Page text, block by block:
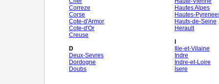
Correze
Corse
Cote-d'Armor
Cote-d'Or
Creuse
D
Deux-Sevres
Dordogne
Doubs
Hautes Alpes
Hautes-
Hauts-de-Seine
Herault
Ille-et-Vilaine
Indre
Indre-et-Loire
Isere